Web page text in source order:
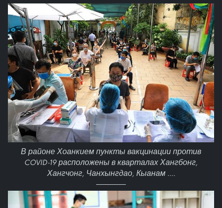
В районе Хоанкием пункты вакцинации против
COVID-19 расположены в кварталах Хангбонг,
Хангчонг, Чанхынгдао, Кыанам ....